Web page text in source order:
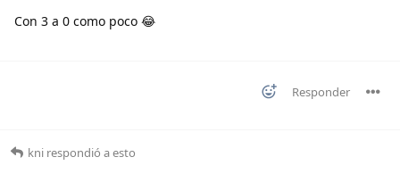
Con 3 a 0 como poco 😂
Responder
kni respondió a esto